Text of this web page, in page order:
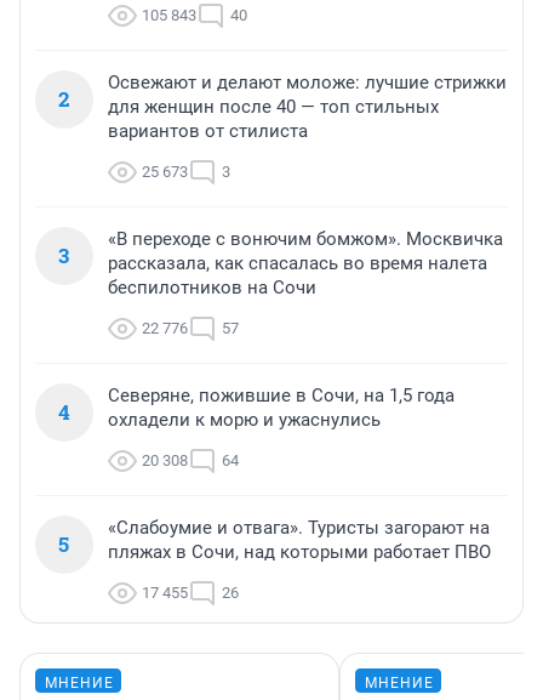
105 843 40
2
Освежают и делают моложе: лучшие стрижки
для женщин после 40 — топ стильных
вариантов от стилиста
25 673 3
3
«В переходе с вонючим бомжом». Москвичка
рассказала, как спасалась во время налета
беспилотников на Сочи
22 776 57
4
Северяне, пожившие в Сочи, на 1,5 года
охладели к морю и ужаснулись
20 308 64
5
«Слабоумие и отвага». Туристы загорают на
пляжах в Сочи, над которыми работает ПВО
17 455 26
МНЕНИЕ МНЕНИЕ